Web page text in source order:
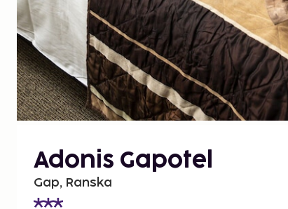
Adonis Gapotel
Gap, Ranska